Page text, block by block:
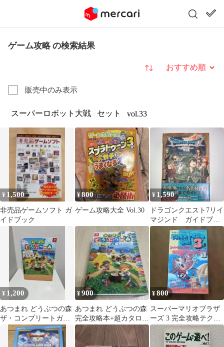
ゲーム攻略 の検索結果
販売中のみ表示
並び替え
スーパーロボット大戦 セット vol.33
¥ 1,500
非売品ゲームソフト ガ
イドブック
¥800
ゲーム攻略大全 Vol.30
¥ 1,590
ドラゴンクエスト7リイ
マジンド ガイドブッ
ク
¥ 1,200
あつまれ どうぶつの森
ザ・コンプリートガイ
ド ハッピーホームパラ
ダイス
¥900
あつまれ どうぶつの森
完全攻略本+超カタロ
グ 攻略本
¥800
スーパーマリオブラザ
ーズ 3 完全攻略テクニ
ックブック 2